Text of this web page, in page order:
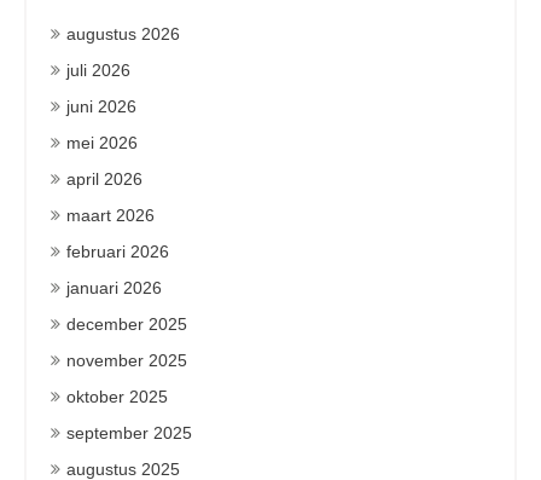
augustus 2026
juli 2026
juni 2026
mei 2026
april 2026
maart 2026
februari 2026
januari 2026
december 2025
november 2025
oktober 2025
september 2025
augustus 2025